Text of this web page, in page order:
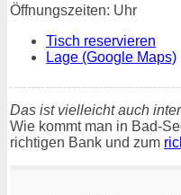
Öffnungszeiten: Uhr
Tisch reservieren
Lage (Google Maps)
Das ist vielleicht auch
Wie kommt man in Bad-
richtigen Bank und zum